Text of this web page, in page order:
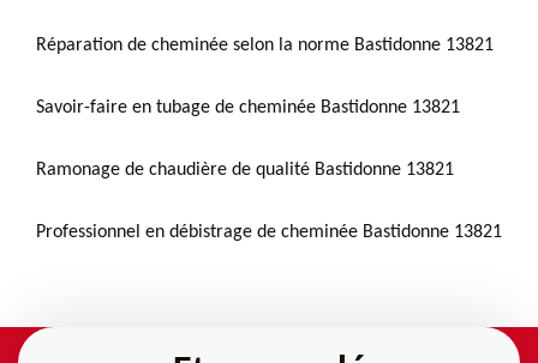
Réparation de cheminée selon la norme Bastidonne 13821
Savoir-faire en tubage de cheminée Bastidonne 13821
Ramonage de chaudière de qualité Bastidonne 13821
Professionnel en débistrage de cheminée Bastidonne 13821